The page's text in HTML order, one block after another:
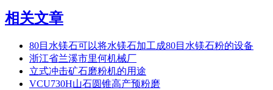
相关文章
80目水镁石可以将水镁石加工成80目水镁石粉的设备
浙江省兰溪市里何机械厂
立式冲击矿石磨粉机的用途
VCU730H山石圆锥高产预粉磨